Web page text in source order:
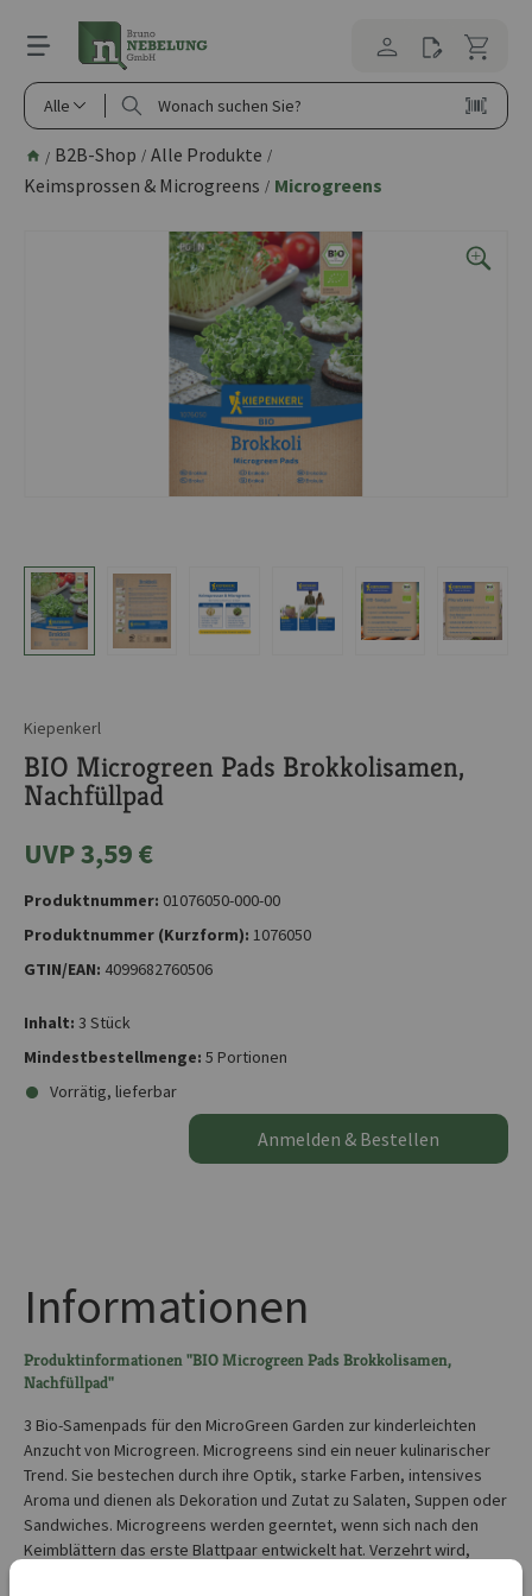
springen
Alle
/ B2B-Shop / Alle Produkte /
Keimsprossen & Microgreens / Microgreens
Kiepenkerl
BIO Microgreen Pads Brokkolisamen,
Nachfüllpad
UVP 3,59 €
Produktnummer: 01076050-000-00
Produktnummer (Kurzform): 1076050
GTIN/EAN: 4099682760506
Inhalt: 3 Stück
Mindestbestellmenge: 5 Portionen
Vorrätig, lieferbar
Anmelden & Bestellen
Informationen
Produktinformationen "BIO Microgreen Pads Brokkolisamen,
Nachfüllpad"
3 Bio-Samenpads für den MicroGreen Garden zur kinderleichten
Anzucht von Microgreen. Microgreens sind ein neuer kulinarischer
Trend. Sie bestechen durch ihre Optik, starke Farben, intensives
Aroma und dienen als Dekoration und Zutat zu Salaten, Suppen oder
Sandwiches. Microgreens werden geerntet, wenn sich nach den
Keimblättern das erste Blattpaar entwickelt hat. Verzehrt wird,